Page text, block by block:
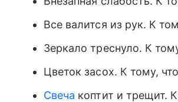
Все валится из рук. К
Зеркало треснуло. К
Цветок засох. К тому,
Свеча коптит и трещит.